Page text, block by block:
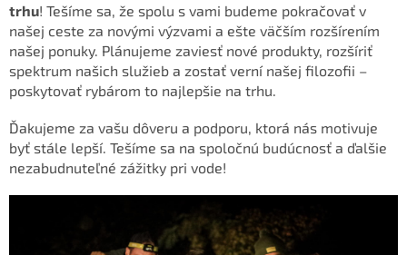
trhu! Tešíme sa, že spolu s vami budeme pokračovať v
našej ceste za novými výzvami a ešte väčším rozšírením
našej ponuky. Plánujeme zaviesť nové produkty, rozšíriť
spektrum našich služieb a zostať verní našej filozofii –
poskytovať rybárom to najlepšie na trhu.
Ďakujeme za vašu dôveru a podporu, ktorá nás motivuje
byť stále lepší. Tešíme sa na spoločnú budúcnosť a ďalšie
nezabudnuteľné zážitky pri vode!